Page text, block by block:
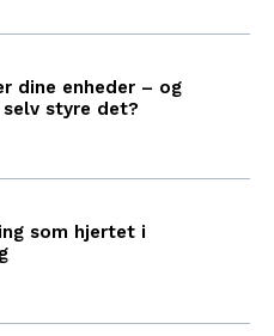
dine enheder – og
styre det?
som hjertet i